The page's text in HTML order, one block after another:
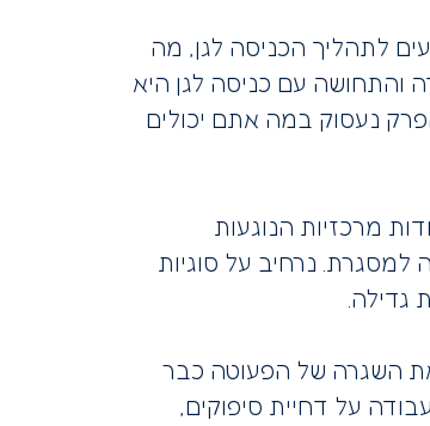
לתהליך הכניסה לגן, מה
והתחושה עם כניסה לגן היא
נעסוק במה אתם יכולים
מרכזיות הנוגעות
נרחיב על סוגיות
גדילה.
את השגרה של הפעוטה כבר
על דחיית סיפוקים,